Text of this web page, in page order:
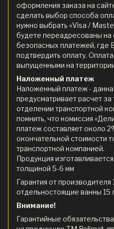
оформления заказа на
сделать выбор способа
нужно выбрать «Visa /
будете переадресованы на
безопасных платежей, где
подтвердить оплату.
выпущенными на
Наложенный платеж
Наложенный платеж -
предусматривает расчет за
отделении транспортной
помнить, что комиссия
платеж составляет около
окончательной стоимости
транспортной компанией.
Продукция
толщиной 5-6 мм
Гарантия от производителя
отдельностоящие ванны 15
Внимание!
Гарантийные